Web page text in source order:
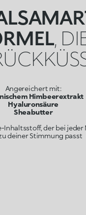
,
Angereichert mit:
Himbeerextrakt
Hyaluronsäure
Sheabutter
Inhaltsstoff, der bei jeder
deiner Stimmung passt